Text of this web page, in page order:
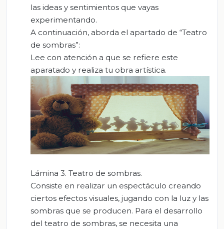
las ideas y sentimientos que vayas
experimentando.
A continuación, aborda el apartado de “Teatro
de sombras”:
Lee con atención a que se refiere este
aparatado y realiza tu obra artística.
Lámina 3. Teatro de sombras.
Consiste en realizar un espectáculo creando
ciertos efectos visuales, jugando con la luz y las
sombras que se producen. Para el desarrollo
del teatro de sombras, se necesita una